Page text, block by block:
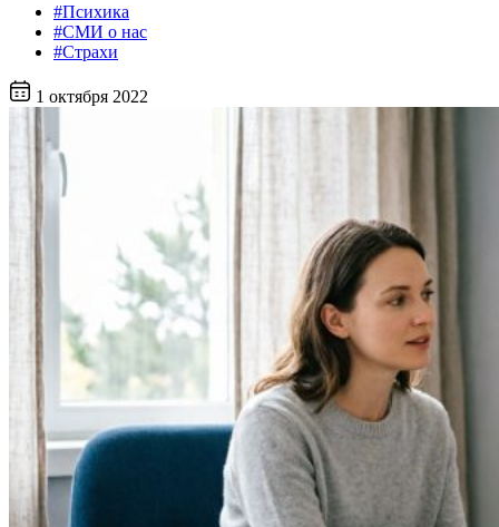
#Психика
#СМИ о нас
#Страхи
1 октября 2022